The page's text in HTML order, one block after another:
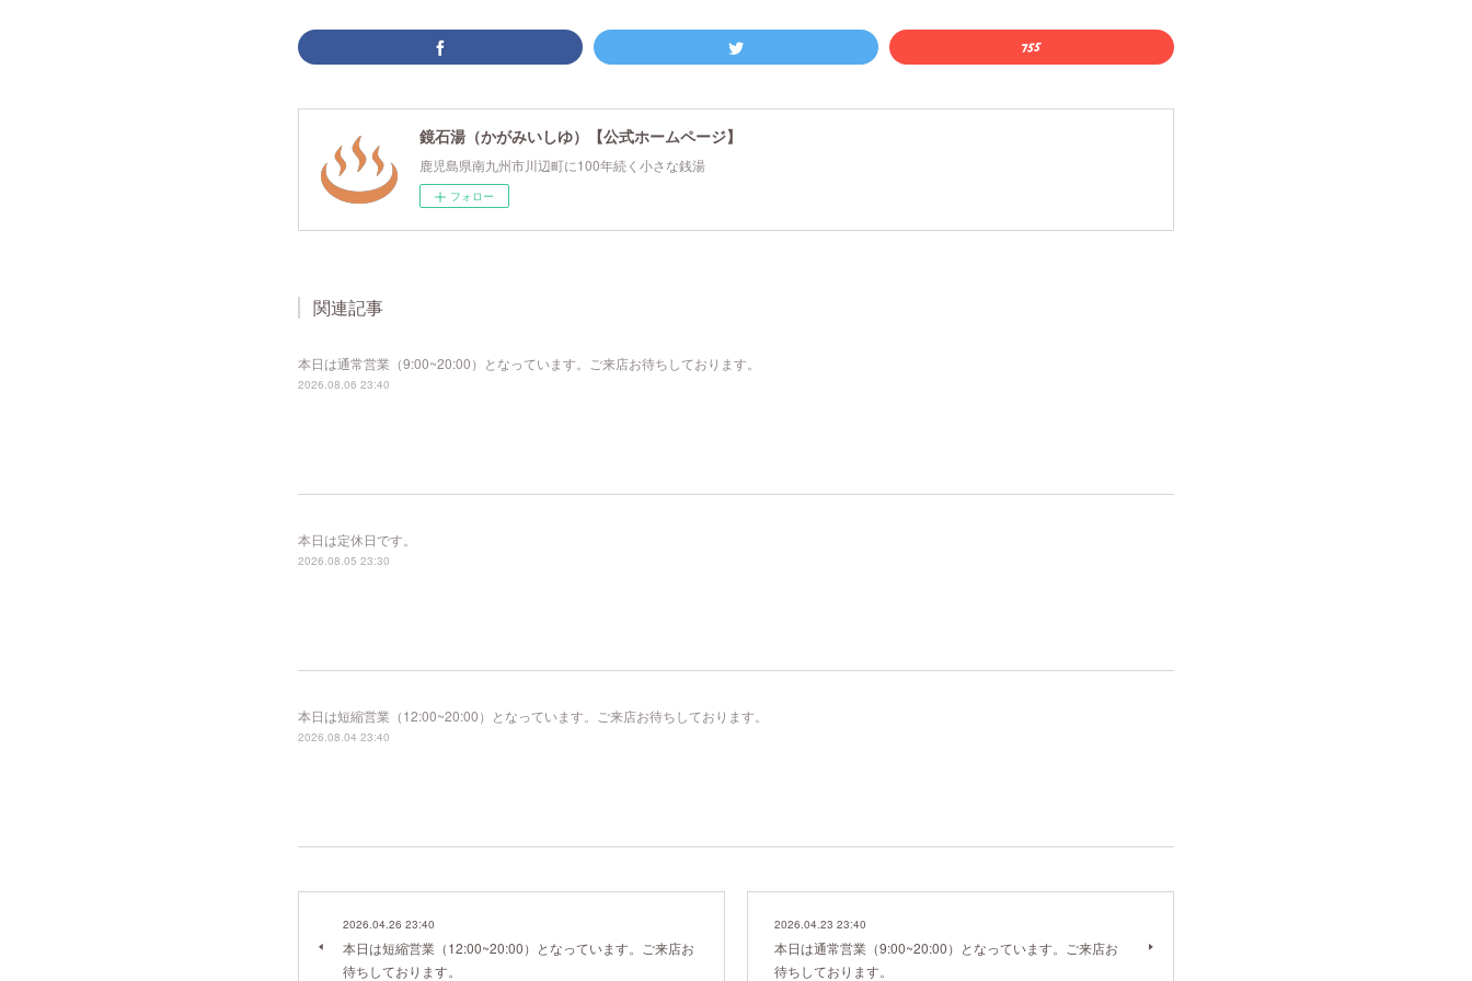
鏡石湯（かがみいしゆ）【公式ホームページ】
鹿児島県南九州市川辺町に100年続く小さな銭湯
フォロー
関連記事
本日は通常営業（9:00~20:00）となっています。ご来店お待ちしております。
2026.08.06 23:40
本日は定休日です。
2026.08.05 23:30
本日は短縮営業（12:00~20:00）となっています。ご来店お待ちしております。
2026.08.04 23:40
2026.04.26 23:40
本日は短縮営業（12:00~20:00）となっています。ご来店お
待ちしております。
2026.04.23 23:40
本日は通常営業（9:00~20:00）となっています。ご来店お
待ちしております。